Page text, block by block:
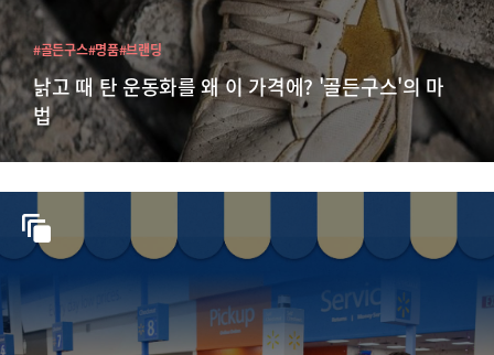
낡고 때 탄 운동화를 왜 이 가격에? '골든구스'의 마
법
#골든구스#명품#브랜딩